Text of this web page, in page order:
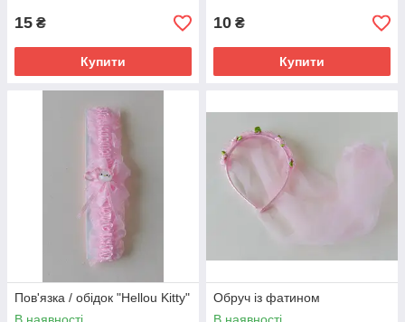
15 ₴
Купити
10 ₴
Купити
Пов'язка / обідок "Hellou Kitty"
Обруч із фатином